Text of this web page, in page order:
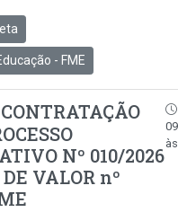
- FME
Nº 010/2026
VALOR nº